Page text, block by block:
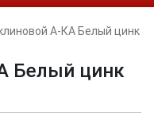
А-КА Белый цинк
Белый цинк